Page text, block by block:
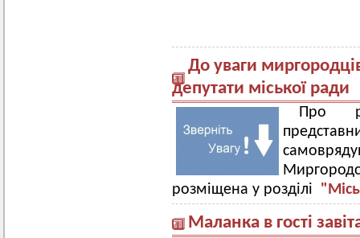
До уваги
депутати міської ради
Про
розміщена у розділі
Маланка в гості